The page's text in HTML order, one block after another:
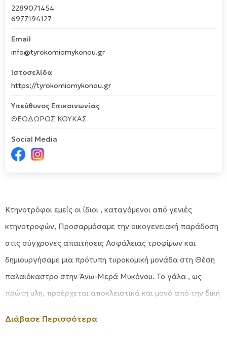
2289071454
6977194127
Email
info@tyrokomiomykonou.gr
Ιστοσελίδα
https://tyrokomiomykonou.gr
Υπεύθυνος Επικοινωνίας
ΘΕΟΔΩΡΟΣ ΚΟΥΚΑΣ
Social Media
Κτηνοτρόφοι εμείς οι ίδιοι , καταγόμενοι από γενιές
κτηνοτροφών, Προσαρμόσαμε την οικογενειακή παράδοση
στις σύγχρονες απαιτήσεις Ασφάλειας τροφίμων και
δημιουργήσαμε μια πρότυπη τυροκομική μονάδα στη Θέση
παλαιόκαστρο στην Άνω-Μερά Μυκόνου. Το γάλα , ως
πρώτη υλη, προέρχεται αποκλειστικά και μονό από την δική
Διάβασε Περισσότερα